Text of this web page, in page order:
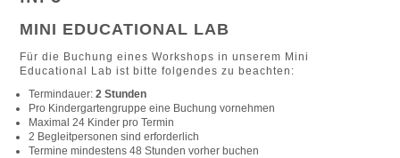
MINI EDUCATIONAL LAB
Für die Buchung eines Workshops in unserem Mini
Educational Lab ist bitte folgendeszu beachten:
Termindauer:2 Stunden
Pro Kindergartengruppe eine Buchung vornehmen
Maximal 24 Kinder pro Termin
2 Begleitpersonen sind erforderlich
Termine mindestens 48 Stunden vorher buchen